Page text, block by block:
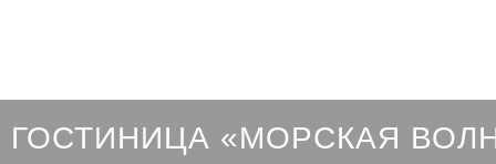
ГОСТИНИЦА «МОРСКАЯ